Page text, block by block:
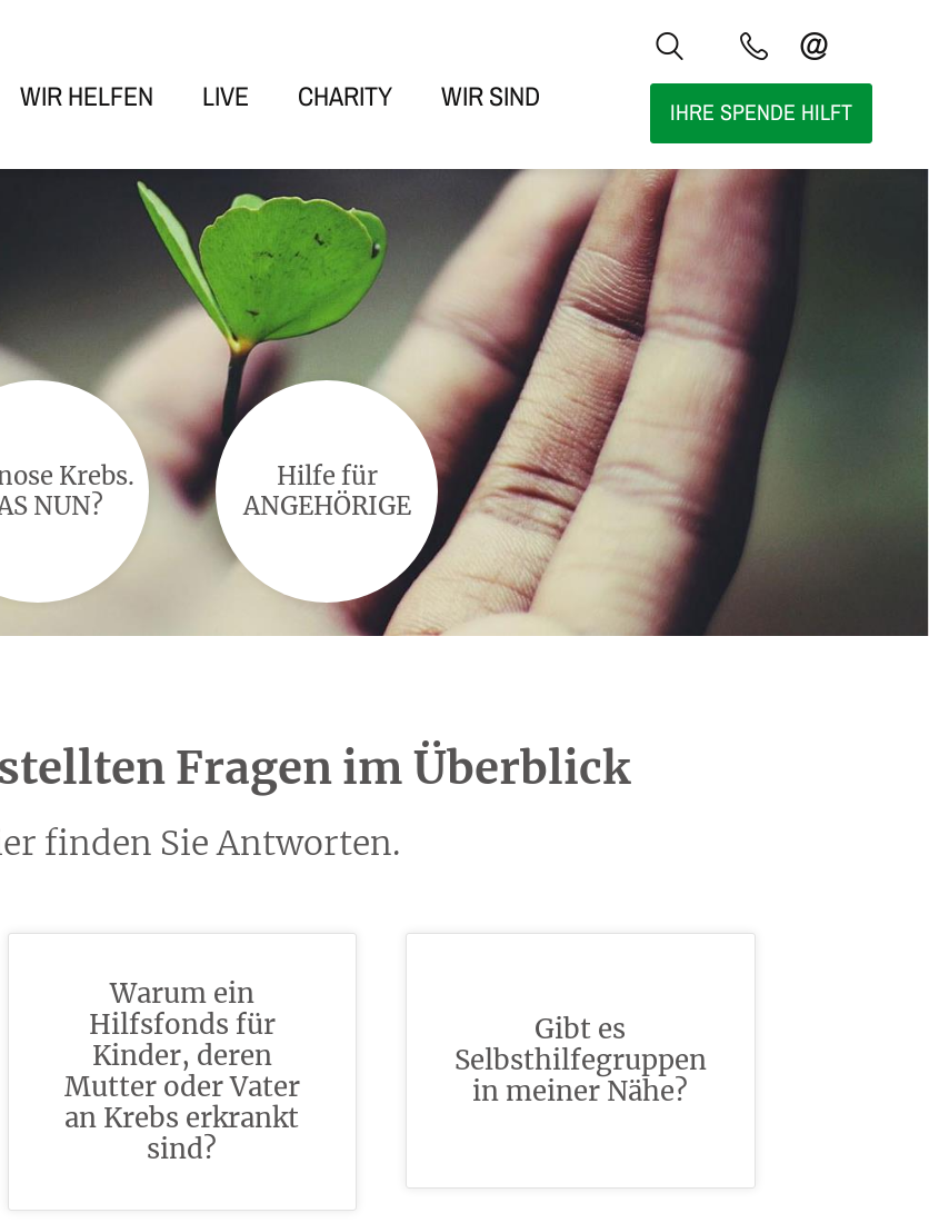
WIR HELFEN LIVE CHARITY WIR SIND IHRE SPENDE HILFT
Krebs.
NUN?
Hilfe für
ANGEHÖRIGE
Fragen im Überblick
finden Sie Antworten.
Warum ein
Hilfsfonds für
Kinder, deren
Mutter oder Vater
an Krebs erkrankt
sind?
Gibt es
Selbsthilfegruppen
in meiner Nähe?